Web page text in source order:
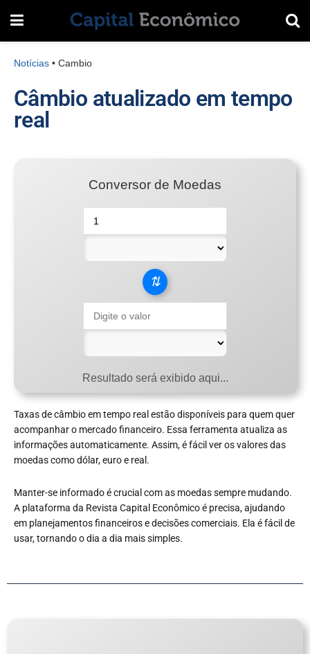
Notícias • Cambio
Câmbio atualizado em tempo
real
Conversor de Moedas
⇅
Resultado será exibido aqui...
Taxas de câmbio em tempo real estão disponíveis para quem quer
acompanhar o mercado financeiro. Essa ferramenta atualiza as
informações automaticamente. Assim, é fácil ver os valores das
moedas como dólar, euro e real.
Manter-se informado é crucial com as moedas sempre mudando.
A plataforma da Revista Capital Econômico é precisa, ajudando
em planejamentos financeiros e decisões comerciais. Ela é fácil de
usar, tornando o dia a dia mais simples.